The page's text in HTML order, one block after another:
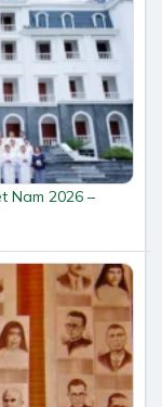
Nam 2026 –